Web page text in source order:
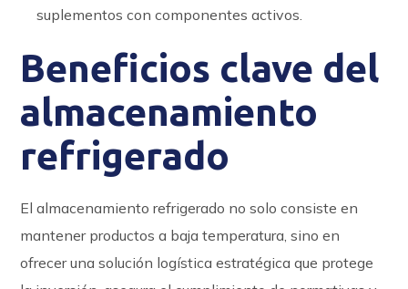
suplementos con componentes activos.
Beneficios clave del
almacenamiento
refrigerado
El almacenamiento refrigerado no solo consiste en
mantener productos a baja temperatura, sino en
ofrecer una solución logística estratégica que protege